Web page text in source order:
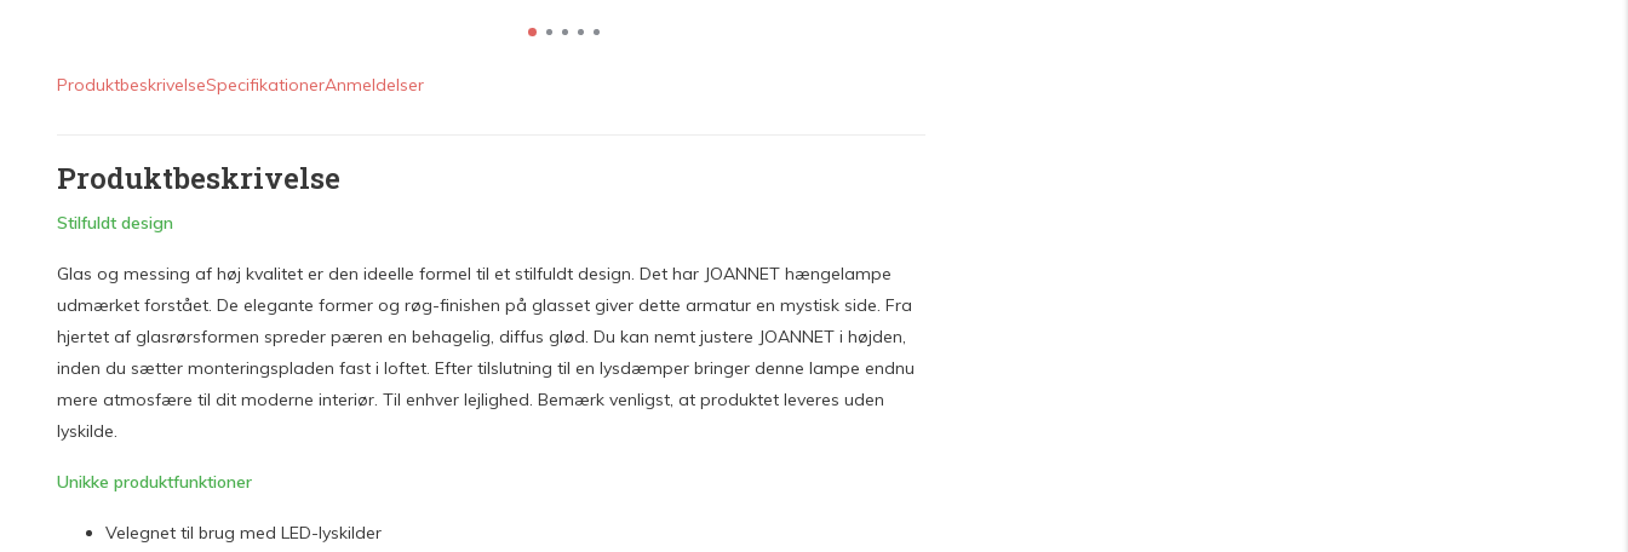
ProduktbeskrivelseSpecifikationerAnmeldelser
Produktbeskrivelse
Stilfuldt design
Glas og messing af høj kvalitet er den ideelle formel til et stilfuldt design. Det har JOANNET hængelampe
udmærket forstået. De elegante former og røg-finishen på glasset giver dette armatur en mystisk side. Fra
hjertet af glasrørsformen spreder pæren en behagelig, diffus glød. Du kan nemt justere JOANNET i højden,
inden du sætter monteringspladen fast i loftet. Efter tilslutning til en lysdæmper bringer denne lampe endnu
mere atmosfære til dit moderne interiør. Til enhver lejlighed. Bemærk venligst, at produktet leveres uden
lyskilde.
Unikke produktfunktioner
Velegnet til brug med LED-lyskilder